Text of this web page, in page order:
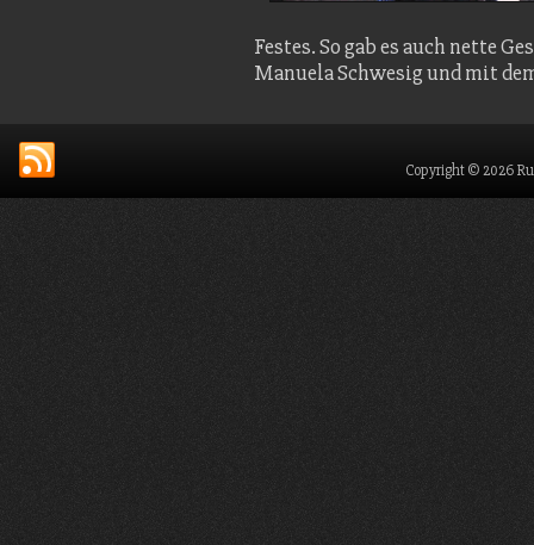
Festes. So gab es auch nette
Manuela Schwesig und mit
Copyright © 2026